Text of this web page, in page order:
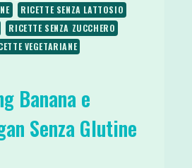
RICETTE SENZA LATTOSIO
RICETTE SENZA ZUCCHERO
VEGETARIANE
Banana e
Senza Glutine